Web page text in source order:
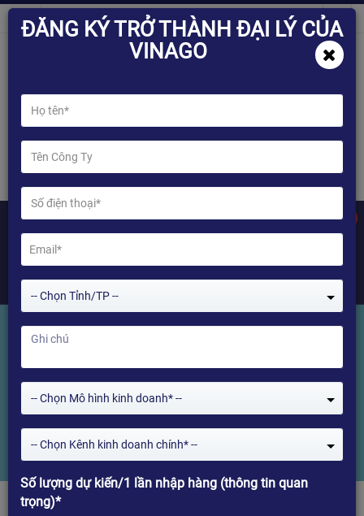
Himedia HS-8200L - Đèn năng
lượng mặt trời công suất 200W
Home
Himedia HS-8200L - Đèn năng lượng mặt trời công suất 200W
ĐĂNG KÝ TRỞ THÀNH ĐẠI LÝ CỦA
VINAGO
-- Chọn Tỉnh/TP --
-- Chọn Mô hình kinh doanh* --
-- Chọn Kênh kinh doanh chính* --
Số lượng dự kiến/1 lần nhập hàng (thông tin quan
trọng)*